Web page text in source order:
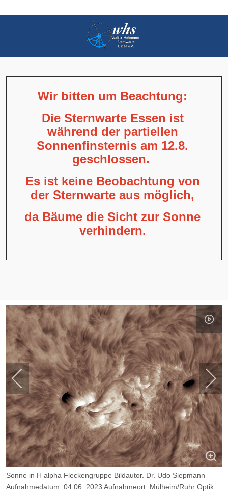
Mobile Menu Toggle
Wir bitten um Beachtung:
Die Sternwarte Essen ist
während der partiellen
Sonnenfinsternis am 12.8.
geschlossen.
Es ist keine Beobachtung von
der Sternwarte aus möglich,
da Bäume die Sicht zur Sonne
verhindern.
Sonne in H alpha Fleckengruppe Bildautor. Dr. Udo Siepmann
Aufnahmedatum: 04.06. 2023 Aufnahmeort: Mülheim/Ruhr Optik: